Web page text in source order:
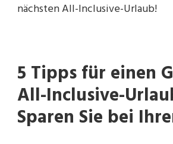
nächsten All-Inclusive-Urlaub!
5 Tipps für einen
All-Inclusive-
Sparen Sie bei